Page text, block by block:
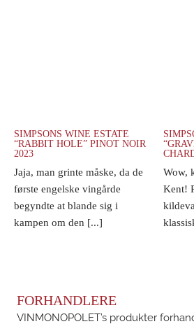
SIMPSONS WINE ESTATE
“RABBIT HOLE” PINOT NOIR
2023
Jaja, man grinte måske, da de
første engelske vingårde
begyndte at blande sig i
kampen om den [...]
Wow,
Kent!
FORHANDLERE
VINMONOPOLET’s produkter